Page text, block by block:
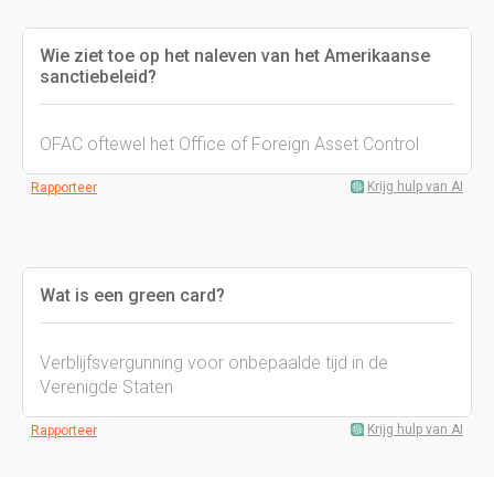
Wie ziet toe op het naleven van het Amerikaanse
sanctiebeleid?
OFAC oftewel het Office of Foreign Asset Control
Rapporteer Krijg hulp van AI
Wat is een green card?
Verblijfsvergunning voor onbepaalde tijd in de
Verenigde Staten
Rapporteer Krijg hulp van AI